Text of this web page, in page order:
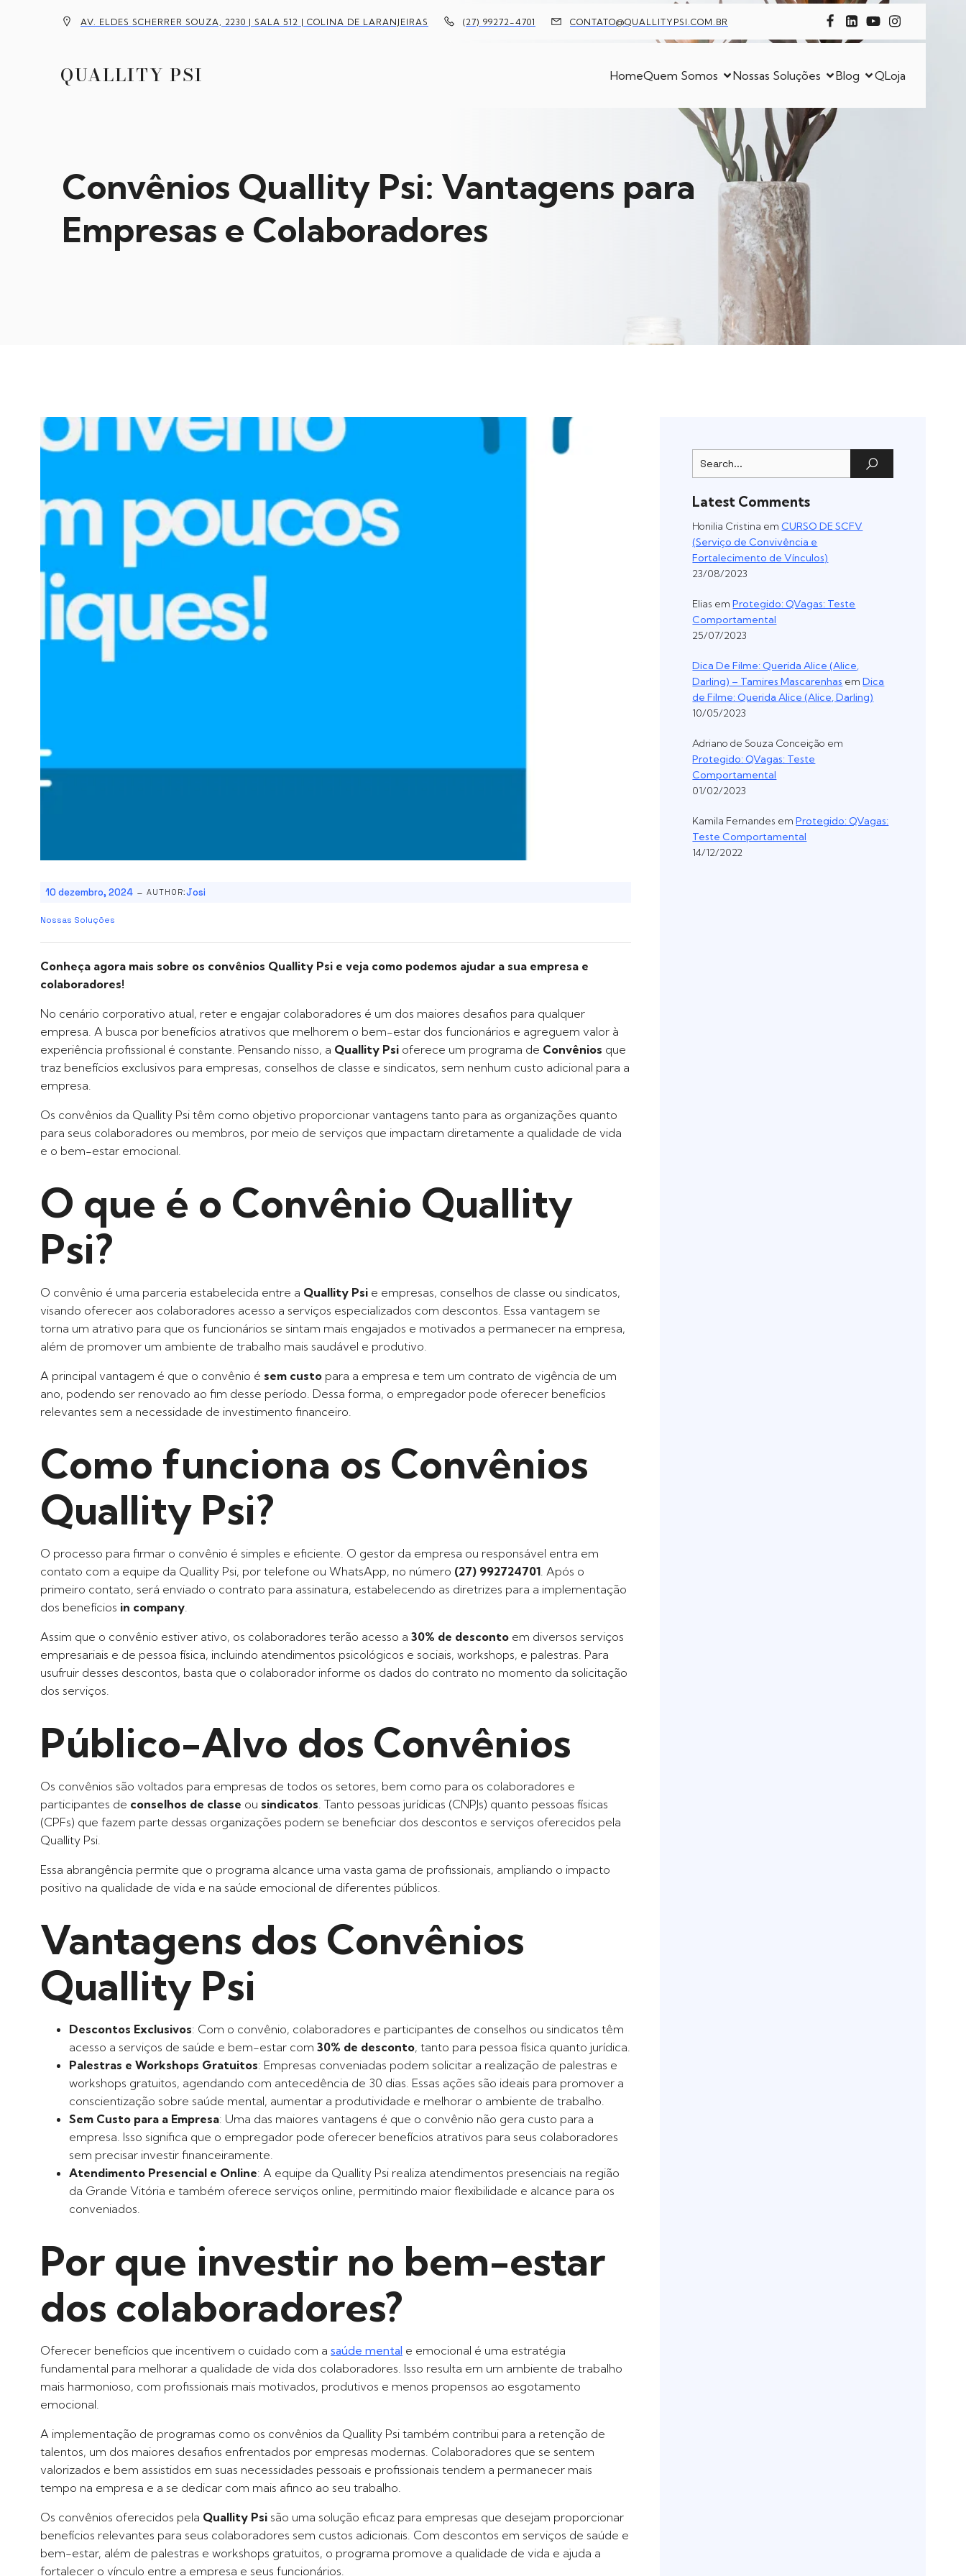
AV. ELDES SCHERRER SOUZA, 2230 | SALA 512 | COLINA DE LARANJEIRAS (27) 99272-4701 CONTATO@QUALLITYPSI.COM.BR
QUALLITY PSI HomeQuem Somos Nossas Soluções Blog QLoja
Convênios Quallity Psi: Vantagens para
Empresas e Colaboradores
10 dezembro, 2024 - AUTHOR:Josi
Nossas Soluções
Conheça agora mais sobre os convênios Quallity Psi e veja como podemos ajudar a sua empresa e
colaboradores!
No cenário corporativo atual, reter e engajar colaboradores é um dos maiores desafios para qualquer
empresa. A busca por benefícios atrativos que melhorem o bem-estar dos funcionários e agreguem valor à
experiência profissional é constante. Pensando nisso, a Quallity Psi oferece um programa de Convênios que
traz benefícios exclusivos para empresas, conselhos de classe e sindicatos, sem nenhum custo adicional para a
empresa.
Os convênios da Quallity Psi têm como objetivo proporcionar vantagens tanto para as organizações quanto
para seus colaboradores ou membros, por meio de serviços que impactam diretamente a qualidade de vida
e o bem-estar emocional.
O que é o Convênio Quallity
Psi?
O convênio é uma parceria estabelecida entre a Quallity Psi e empresas, conselhos de classe ou sindicatos,
visando oferecer aos colaboradores acesso a serviços especializados com descontos. Essa vantagem se
torna um atrativo para que os funcionários se sintam mais engajados e motivados a permanecer na empresa,
além de promover um ambiente de trabalho mais saudável e produtivo.
A principal vantagem é que o convênio é sem custo para a empresa e tem um contrato de vigência de um
ano, podendo ser renovado ao fim desse período. Dessa forma, o empregador pode oferecer benefícios
relevantes sem a necessidade de investimento financeiro.
Como funciona os Convênios
Quallity Psi?
O processo para firmar o convênio é simples e eficiente. O gestor da empresa ou responsável entra em
contato com a equipe da Quallity Psi, por telefone ou WhatsApp, no número (27) 992724701 . Após o
primeiro contato, será enviado o contrato para assinatura, estabelecendo as diretrizes para a implementação
dos benefícios in company
Assim que o convênio estiver ativo, os colaboradores terão acesso a 30% de desconto em diversos serviços
empresariais e de pessoa física, incluindo atendimentos psicológicos e sociais, workshops, e palestras. Para
usufruir desses descontos, basta que o colaborador informe os dados do contrato no momento da solicitação
dos serviços.
Público-Alvo dos Convênios
Os convênios são voltados para empresas de todos os setores, bem como para os colaboradores e
participantes de conselhos de classe ou sindicatos . Tanto pessoas jurídicas (CNPJs) quanto pessoas físicas
(CPFs) que fazem parte dessas organizações podem se beneficiar dos descontos e serviços oferecidos pela
Quallity Psi.
Essa abrangência permite que o programa alcance uma vasta gama de profissionais, ampliando o impacto
positivo na qualidade de vida e na saúde emocional de diferentes públicos.
Vantagens dos Convênios
Quallity Psi
Descontos Exclusivos: Com o convênio, colaboradores e participantes de conselhos ou sindicatos têm
acesso a serviços de saúde e bem-estar com 30% de desconto, tanto para pessoa física quanto jurídica.
Palestras e Workshops Gratuitos: Empresas conveniadas podem solicitar a realização de palestras e
workshops gratuitos, agendando com antecedência de 30 dias. Essas ações são ideais para promover a
conscientização sobre saúde mental, aumentar a produtividade e melhorar o ambiente de trabalho.
Sem Custo para a Empresa: Uma das maiores vantagens é que o convênio não gera custo para a
empresa. Isso significa que o empregador pode oferecer benefícios atrativos para seus colaboradores
sem precisar investir financeiramente.
Atendimento Presencial e Online: A equipe da Quallity Psi realiza atendimentos presenciais na região
da Grande Vitória e também oferece serviços online, permitindo maior flexibilidade e alcance para os
conveniados.
Por que investir no bem-estar
dos colaboradores?
Oferecer benefícios que incentivem o cuidado com a saúde mental e emocional é uma estratégia
fundamental para melhorar a qualidade de vida dos colaboradores. Isso resulta em um ambiente de trabalho
mais harmonioso, com profissionais mais motivados, produtivos e menos propensos ao esgotamento
emocional.
A implementação de programas como os convênios da Quallity Psi também contribui para a retenção de
talentos, um dos maiores desafios enfrentados por empresas modernas. Colaboradores que se sentem
valorizados e bem assistidos em suas necessidades pessoais e profissionais tendem a permanecer mais
tempo na empresa e a se dedicar com mais afinco ao seu trabalho.
Os convênios oferecidos pela Quallity Psi são uma solução eficaz para empresas que desejam proporcionar
benefícios relevantes para seus colaboradores sem custos adicionais. Com descontos em serviços de saúde e
bem-estar, além de palestras e workshops gratuitos, o programa promove a qualidade de vida e ajuda a
fortalecer o vínculo entre a empresa e seus funcionários.
Latest Comments
Honilia Cristina emCURSO DE SCFV
(Serviço de Convivência e
Fortalecimento de Vínculos)
23/08/2023
Elias emProtegido: QVagas: Teste
Comportamental
25/07/2023
Dica De Filme: Querida Alice (Alice,
Darling) – Tamires Mascarenhas emDica
de Filme: Querida Alice (Alice, Darling)
10/05/2023
Adriano de Souza Conceição em
Protegido: QVagas: Teste
Comportamental
01/02/2023
Kamila Fernandes emProtegido: QVagas:
Teste Comportamental
14/12/2022